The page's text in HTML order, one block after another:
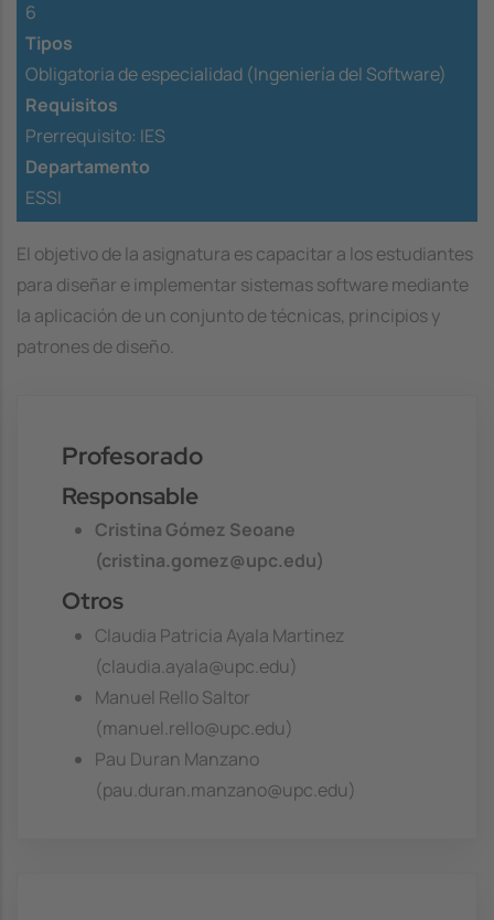
6
Tipos
Obligatoria de especialidad (Ingeniería del Software)
Requisitos
Prerrequisito: IES
Departamento
ESSI
El objetivo de la asignatura es capacitar a los estudiantes
para diseñar e implementar sistemas software mediante
la aplicación de un conjunto de técnicas, principios y
patrones de diseño.
Profesorado
Responsable
Cristina Gómez Seoane
(cristina.gomez@upc.edu)
Otros
Claudia Patricia Ayala Martinez
(claudia.ayala@upc.edu)
Manuel Rello Saltor
(manuel.rello@upc.edu)
Pau Duran Manzano
(pau.duran.manzano@upc.edu)